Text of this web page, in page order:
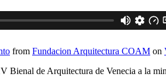
from Fundacion Arquitectura COAM on
de Arquitectura de Venecia a la